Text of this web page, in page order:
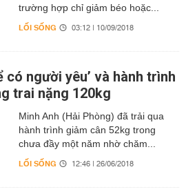
trường hợp chỉ giảm béo hoặc...
LỐI SỐNG 03:12 | 10/09/2018
có người yêu’ và hành trình
trai nặng 120kg
Minh Anh (Hải Phòng) đã trải qua
hành trình giảm cân 52kg trong
chưa đầy một năm nhờ chăm...
LỐI SỐNG 12:46 | 26/06/2018